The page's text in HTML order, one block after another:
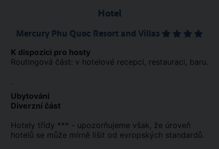
Hotel
Mercury Phu Quoc Resort and Villas
K dispozici pro hosty
Routingová část: v hotelové recepci, restauraci, baru.
.
Ubytování
Diverzní část
Hotely třídy *** - upozorňujeme však, že úroveň
hotelů se může mírně lišit od evropských standardů.